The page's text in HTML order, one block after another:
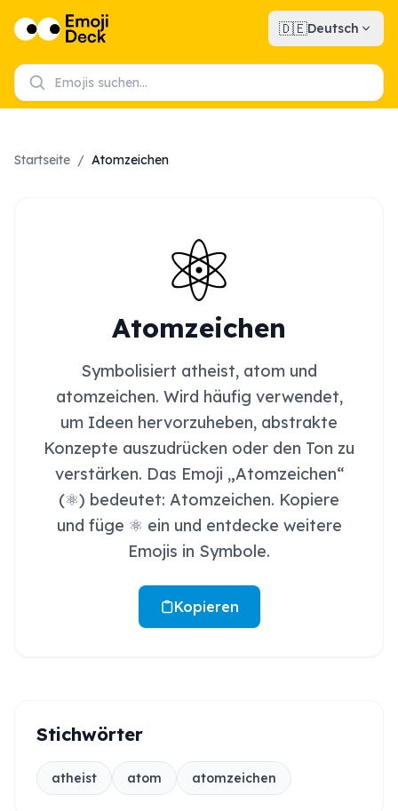
🇩🇪Deutsch
Startseite / Atomzeichen
⚛️
Atomzeichen
Symbolisiert atheist, atom und
atomzeichen. Wird häufig verwendet,
um Ideen hervorzuheben, abstrakte
Konzepte auszudrücken oder den Ton zu
verstärken. Das Emoji „Atomzeichen“
(⚛️) bedeutet: Atomzeichen. Kopiere
und füge ⚛️ ein und entdecke weitere
Emojis in Symbole.
Kopieren
Stichwörter
atheist atom atomzeichen